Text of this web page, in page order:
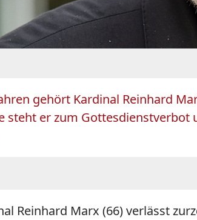
gehört Kardinal Reinhard
steht er zum
Reinhard Marx (66) verlässt